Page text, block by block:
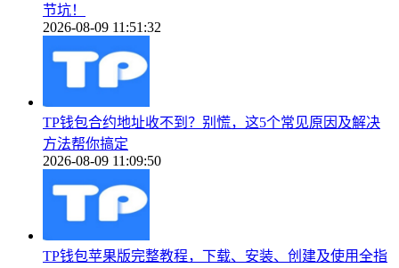
节坑！
2026-08-09 11:51:32
TP钱包合约地址收不到？别慌，这5个常见原因及解决
方法帮你搞定
2026-08-09 11:09:50
TP钱包苹果版完整教程，下载、安装、创建及使用全指